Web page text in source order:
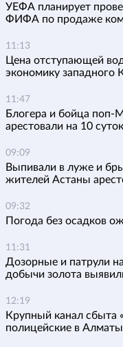
УЕФА планирует
ФИФА по продаже
11:13
Цена отступающей
экономику западного
11:47
Блогера и бойца
арестовали на 10 суток
09:09
Выпивали в луже и
жителей Астаны
09:32
Погода без осадков
11:31
Дозорные и патрули
добычи золота
12:19
Крупный канал сбыта
полицейские в Алматы